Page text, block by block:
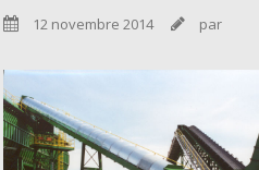
 12 novembre 2014  par